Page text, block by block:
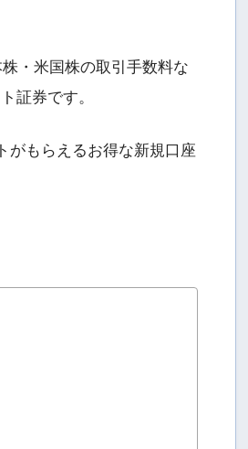
・米国株の取引手数料な
証券です。
がもらえるお得な新規口座